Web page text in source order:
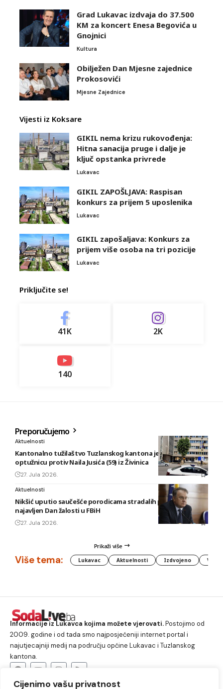
Cijenimo vašu privatnost
Grad Lukavac izdvaja do 37.500
KM za koncert Enesa Begovića u
Gnojnici
Kultura
Obilježen Dan Mjesne zajednice
Prokosovići
Mjesne Zajednice
Vijesti iz Koksare
GIKIL nema krizu rukovođenja:
Hitna sanacija pruge i dalje je
ključ opstanka privrede
Lukavac
GIKIL ZAPOŠLJAVA: Raspisan
konkurs za prijem 5 uposlenika
Lukavac
GIKIL zapošaljava: Konkurs za
prijem više osoba na tri pozicije
Lukavac
Priključite se!
41K 2K
140
Preporučujemo
Aktuelnosti
Kantonalno tužilaštvo Tuzlanskog kantona je podiglo
optužnicu protiv Naila Jusića (59) iz Živinica
27. Jula 2026.
Aktuelnosti
Nikšić uputio saučešće porodicama stradalih planinara,
najavljen Dan žalosti u FBiH
27. Jula 2026.
Prikaži više
Više tema: Lukavac Aktuelnosti Izdvojeno
Informacije iz Lukavca kojima možete vjerovati.Postojimo od
2009. godine i od tada smo najposjećeniji internet portal i
najutjecajniji medij na području općine Lukavac i Tuzlanskog
kantona.